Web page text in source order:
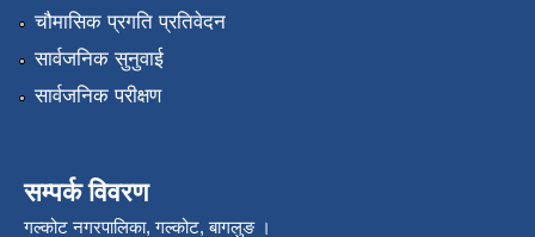
चौमासिक प्रगति प्रतिवेदन
सार्वजनिक सुनुवाई
सार्वजनिक परीक्षण
सम्पर्क विवरण
गल्कोट नगरपालिका, गल्कोट, बागलुङ ।